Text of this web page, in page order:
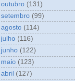
outubro (131)
setembro (99)
agosto (114)
julho (116)
junho (122)
maio (123)
abril (127)